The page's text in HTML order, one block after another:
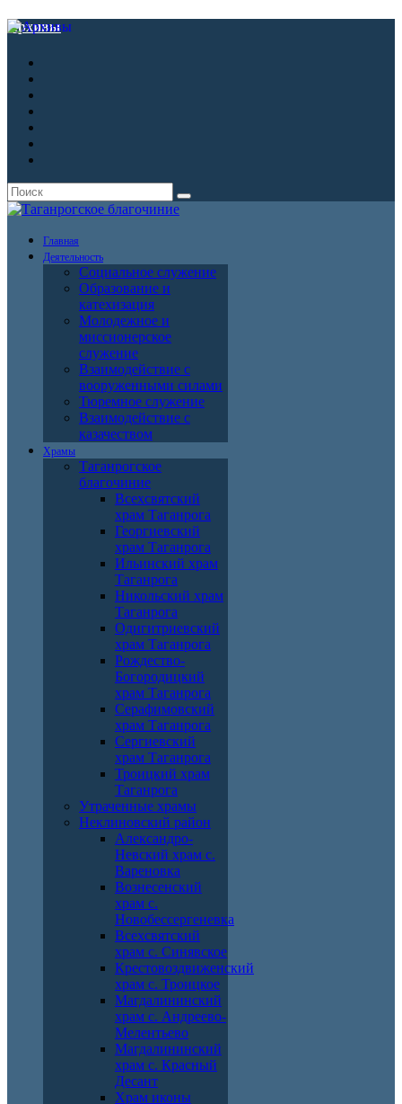
Архивы
Главная
Деятельность
Социальное служение
Образование и
катехизация
Молодежное и
миссионерское
служение
Взаимодействие с
вооруженными силами
Тюремное служение
Взаимодействие с
казачеством
Храмы
Таганрогское
благочиние
Всехсвятский
храм Таганрога
Георгиевский
храм Таганрога
Ильинский храм
Таганрога
Никольский храм
Таганрога
Одигитриевский
храм Таганрога
Рождество-
Богородицкий
храм Таганрога
Серафимовский
храм Таганрога
Сергиевский
храм Таганрога
Троицкий храм
Таганрога
Утраченные храмы
Неклиновский район
Александро-
Невский храм с.
Вареновка
Вознесенский
храм с.
Новобессергеневка
Всехсвятский
храм с. Синявское
Крестовоздвиженский
храм с. Троицкое
Магдалининский
храм с. Андреево-
Мелентьево
Магдалининский
храм с. Красный
Десант
Храм иконы